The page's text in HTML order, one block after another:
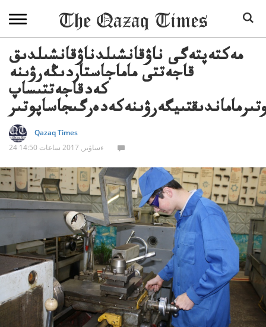
مەكتەپتەگى ناۋقانشىلدناۋقانشىلدىق
قاجەتتى ماماجاستاردىڭەرۋىنە
كەدقاجەتتىساپ
Qazaq Times
24 ءساۋىر, 2017 ساعات 14:50